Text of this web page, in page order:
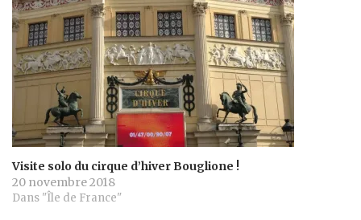
Visite solo du cirque d’hiver Bouglione !
20 novembre 2018
Dans "Île de France"